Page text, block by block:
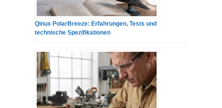
Qinux PolarBreeze: Erfahrungen, Tests und
technische Spezifikationen